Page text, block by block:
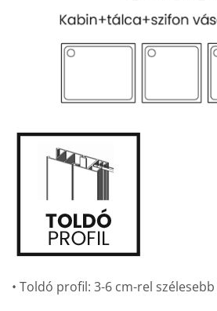
• Toldó profil: 3-6 cm-rel